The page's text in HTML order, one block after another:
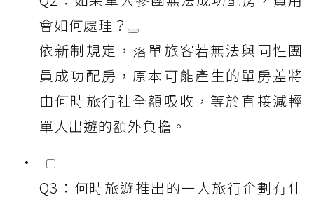
會如何處理？
依新制規定，落單旅客若無法與同性團
員成功配房，原本可能產生的單房差將
由何時旅行社全額吸收，等於直接減輕
單人出遊的額外負擔。
Q3：何時旅遊推出的一人旅行企劃有什